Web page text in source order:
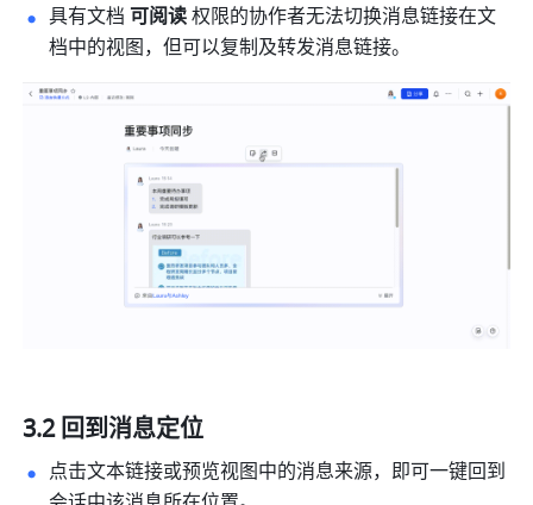
具有文档 可阅读 权限的协作者无法切换消息链接在文
档中的视图，但可以复制及转发消息链接。
3.2 回到消息定位
点击文本链接或预览视图中的消息来源，即可一键回到